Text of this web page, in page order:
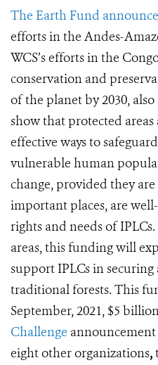
The Earth Fund
efforts in the Andes-
WCS’s efforts in the
conservation and
of the planet by 2030,
show that protected
effective ways to
vulnerable human
change, provided they
important places, are
rights and needs of
areas, this funding will
support IPLCs in
traditional forests. This
September, 2021, $5
Challenge
eight other organizations,